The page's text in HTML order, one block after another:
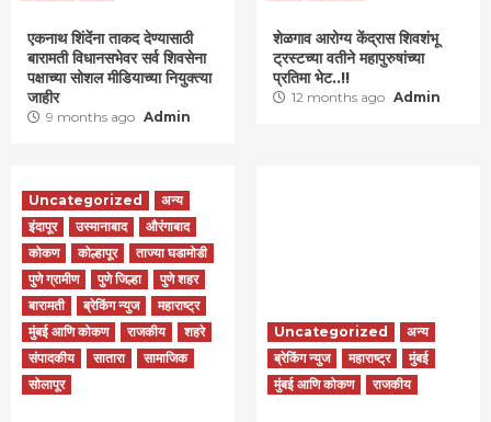
एकनाथ शिंदेंना ताकद देण्यासाठी
बारामती विधानसभेवर सर्व शिवसेना
पक्षाच्या सोशल मीडियाच्या नियुक्त्या
जाहीर
9 months ago Admin
शेळगाव आरोग्य केंद्रास शिवशंभू
ट्रस्टच्या वतीने महापुरुषांच्या
प्रतिमा भेट..!!
12 months ago Admin
Uncategorized
अन्य
इंदापूर
उस्मानाबाद
औरंगाबाद
कोकण
कोल्हापूर
ताज्या घडामोडी
पुणे ग्रामीण
पुणे जिल्हा
पुणे शहर
बारामती
ब्रेकिंग न्युज
महाराष्ट्र
मुंबई आणि कोकण
राजकीय
शहरे
संपादकीय
सातारा
सामाजिक
सोलापूर
Uncategorized
अन्य
ब्रेकिंग न्युज
महाराष्ट्र
मुंबई
मुंबई आणि कोकण
राजकीय